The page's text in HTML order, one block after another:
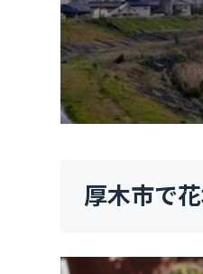
厚木市で